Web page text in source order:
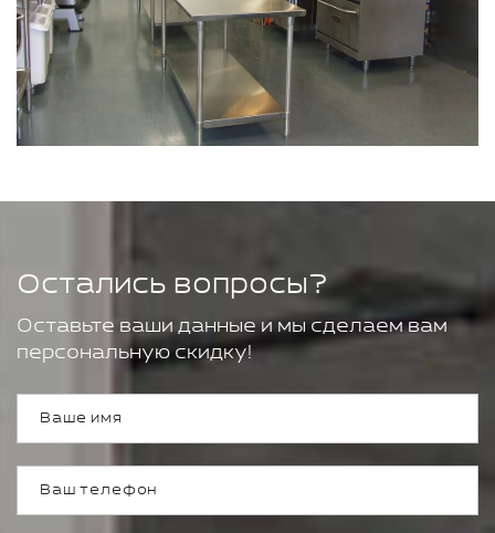
Остались вопросы?
Оставьте ваши данные и мы сделаем вам
персональную скидку!